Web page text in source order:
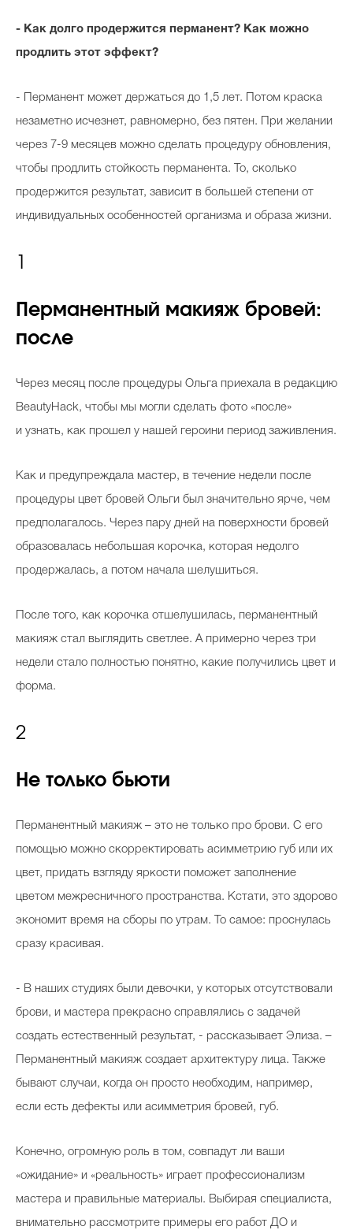
- Как долго продержится перманент? Как можно
продлить этот эффект?
- Перманент может держаться до 1,5 лет. Потом краска
незаметно исчезнет, равномерно, без пятен. При желании
через 7-9 месяцев можно сделать процедуру обновления,
чтобы продлить стойкость перманента. То, сколько
продержится результат, зависит в большей степени от
индивидуальных особенностей организма и образа жизни.
Перманентный макияж бровей:
после
Через месяц после процедуры Ольга приехала в редакцию
BeautyHack, чтобы мы могли сделать фото «после»
и узнать, как прошел у нашей героини период заживления.
Как и предупреждала мастер, в течение недели после
процедуры цвет бровей Ольги был значительно ярче, чем
предполагалось. Через пару дней на поверхности бровей
образовалась небольшая корочка, которая недолго
продержалась, а потом начала шелушиться.
После того, как корочка отшелушилась, перманентный
макияж стал выглядить светлее. А примерно через три
недели стало полностью понятно, какие получились цвет и
форма.
2
Не только бьюти
Перманентный макияж – это не только про брови. С его
помощью можно скорректировать асимметрию губ или их
цвет, придать взгляду яркости поможет заполнение
цветом межресничного пространства. Кстати, это здорово
экономит время на сборы по утрам. То самое: проснулась
сразу красивая.
- В наших студиях были девочки, у которых отсутствовали
брови, и мастера прекрасно справлялись с задачей
создать естественный результат, - рассказывает Элиза. –
Перманентный макияж создает архитектуру лица. Также
бывают случаи, когда он просто необходим, например,
если есть дефекты или асимметрия бровей, губ.
Конечно, огромную роль в том, совпадут ли ваши
«ожидание» и «реальность» играет профессионализм
мастера и правильные материалы. Выбирая специалиста,
внимательно рассмотрите примеры его работ ДО и